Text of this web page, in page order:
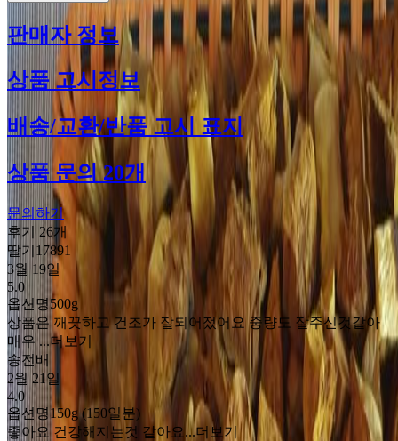
판매자 정보
상품 고시정보
배송/교환/반품 고시 표지
상품 문의 20개
문의하기
후기 26개
딸기17891
3월 19일
5.0
옵션명500g
상품은 깨끗하고 건조가 잘되어젔어요 중량도 잘주신것같아
매우 ...더보기
송전배
2월 21일
4.0
옵션명150g (150일분)
좋아요 건강해지는것 같아요...더보기